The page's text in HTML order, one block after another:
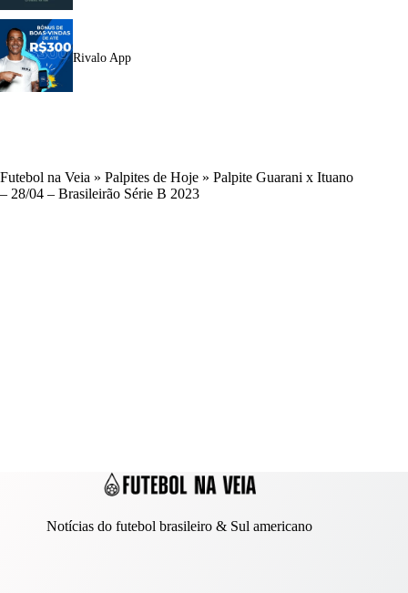
Rivalo App
Futebol na Veia » Palpites de Hoje » Palpite Guarani x Ituano
– 28/04 – Brasileirão Série B 2023
Notícias do futebol brasileiro & Sul americano